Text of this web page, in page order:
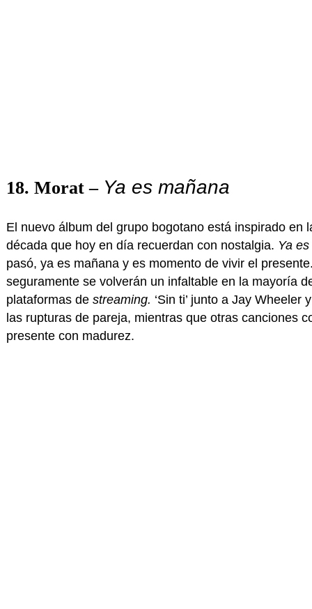
18. Morat – Ya es mañana
El nuevo álbum del grupo bogotano está inspirado
década que hoy en día recuerdan con nostalgia. Ya
pasó, ya es mañana y es momento de vivir el
seguramente se volverán un infaltable en la mayoría
plataformas de streaming. ‘Sin ti’ junto a Jay
las rupturas de pareja, mientras que otras canciones
presente con madurez.